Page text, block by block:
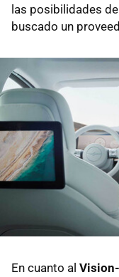
las posibilidades
buscado un
En cuanto al